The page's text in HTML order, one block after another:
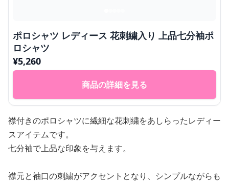
ポロシャツ レディース 花刺繍入り 上品七分袖ポ
ロシャツ
¥5,260
商品の詳細を見る
襟付きのポロシャツに繊細な花刺繍をあしらったレディー
スアイテムです。
七分袖で上品な印象を与えます。
襟元と袖口の刺繍がアクセントとなり、シンプルながらも